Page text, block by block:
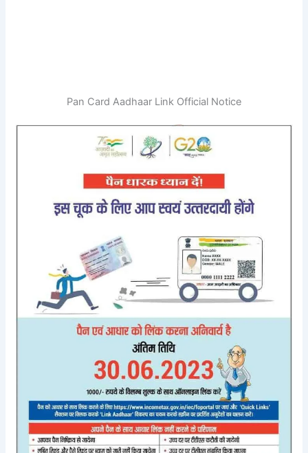
Pan Card Aadhaar Link Official Notice